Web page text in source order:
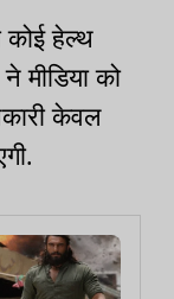
कोई हेल्थ
मीडिया को
केवल